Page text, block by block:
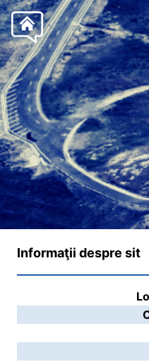
Informaţii despre sit